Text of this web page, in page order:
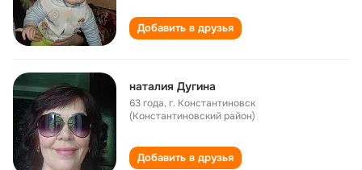
Добавить в друзья
наталия Дугина
63 года,г. Константиновск
(Константиновский район)
Добавить в друзья